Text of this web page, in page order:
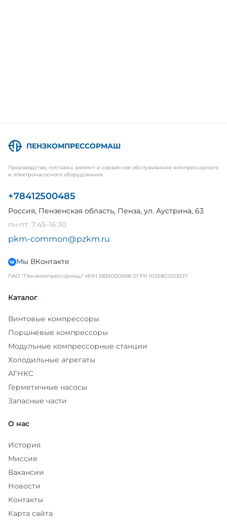
ПЕНЗКОМПРЕССОРМАШ
Производство, поставка, ремонт и сервисное обслуживание компрессорного
и электронасосного оборудования.
+78412500485
Россия, Пензенская область, Пенза, ул. Аустрина, 63
пн-пт: 7:45–16:30
pkm-common@pzkm.ru
Мы ВКонтакте
ПАО "Пензкомпрессормаш" ИНН 5835000698 ОГРН 1025801203537
Каталог
Винтовые компрессоры
Поршневые компрессоры
Модульные компрессорные станции
Холодильные агрегаты
АГНКС
Герметичные насосы
Запасные части
О нас
История
Миссия
Вакансии
Новости
Контакты
Карта сайта